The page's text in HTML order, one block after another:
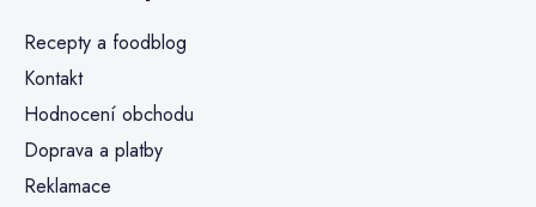
Recepty a foodblog
Kontakt
Hodnocení obchodu
Doprava a platby
Reklamace